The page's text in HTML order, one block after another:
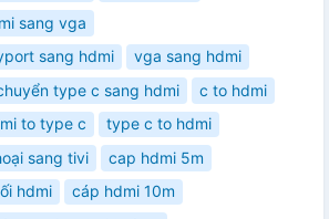
sang vga
sang hdmi
vga sang hdmi
type c sang hdmi
c to hdmi
to type c
type c to hdmi
sang tivi
cap hdmi 5m
hdmi
cáp hdmi 10m